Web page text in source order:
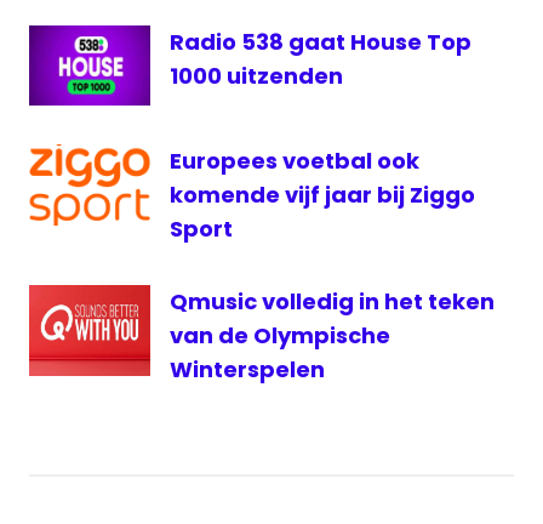
ipad
Mecom
NMO
Spelen
Radio
538
Radio 538 gaat House Top
1000 uitzenden
Europees voetbal ook
komende vijf jaar bij Ziggo
Sport
Qmusic volledig in het teken
van de Olympische
Winterspelen